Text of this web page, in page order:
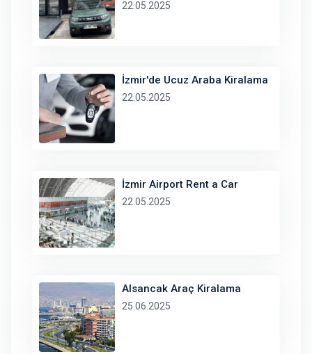
22.05.2025
İzmir'de Ucuz Araba Kiralama
22.05.2025
İzmir Airport Rent a Car
22.05.2025
Alsancak Araç Kiralama
25.06.2025